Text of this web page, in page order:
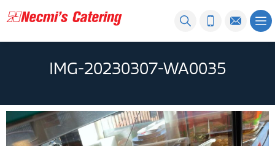
IMG-20230307-WA0035